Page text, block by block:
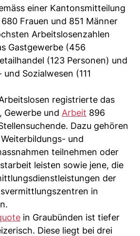
einer Kantonsmitteilung
Frauen und 851 Männer
Arbeitslosenzahlen
Gastgewerbe (456
(123 Personen) und
Sozialwesen (111
registrierte das
Gewerbe und Arbeit 896
Dazu gehören
und
teilnehmen oder
leisten sowie jene, die
der
in
in Graubünden ist tiefer
Diese liegt bei drei